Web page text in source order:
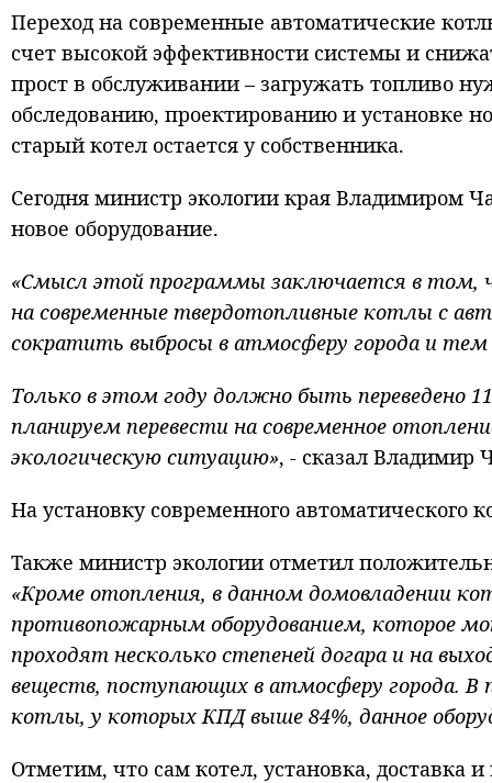
Переход на современные автоматические
счет высокой эффективности системы и
прост в обслуживании – загружать топливо
обследованию, проектированию и установке
старый котел остается у собственника.
Сегодня министр экологии края Владимиром
новое оборудование.
«Смысл этой программы заключается в
на современные твердотопливные котлы с
сократить выбросы в атмосферу города и
Только в этом году должно быть переведено
планируем перевести на современное
экологическую ситуацию», - сказал Владимир
На установку современного автоматического
Также министр экологии отметил
«Кроме отопления, в данном домовладении
противопожарным оборудованием, которое
проходят несколько степеней догара и на
веществ, поступающих в атмосферу города.
котлы, у которых КПД выше 84%, данное
Отметим, что сам котел, установка,